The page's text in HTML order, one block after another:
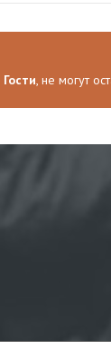
Гости, не могут